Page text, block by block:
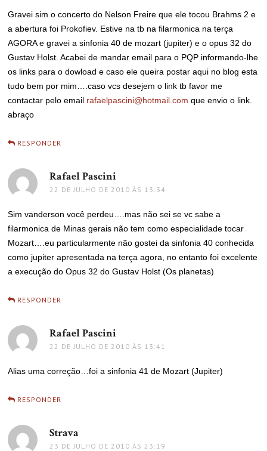
Gravei sim o concerto do Nelson Freire que ele tocou Brahms 2 e
a abertura foi Prokofiev. Estive na tb na filarmonica na terça
AGORA e gravei a sinfonia 40 de mozart (jupiter) e o opus 32 do
Gustav Holst. Acabei de mandar email para o PQP informando-lhe
os links para o dowload e caso ele queira postar aqui no blog esta
tudo bem por mim….caso vcs desejem o link tb favor me
contactar pelo email rafaelpascini@hotmail.com que envio o link.
abraço
RESPONDER
Rafael Pascini
22 DE JULHO DE 2010 ÀS 13:34
Sim vanderson você perdeu….mas não sei se vc sabe a
filarmonica de Minas gerais não tem como especialidade tocar
Mozart….eu particularmente não gostei da sinfonia 40 conhecida
como jupiter apresentada na terça agora, no entanto foi excelente
a execução do Opus 32 do Gustav Holst (Os planetas)
RESPONDER
Rafael Pascini
22 DE JULHO DE 2010 ÀS 13:41
Alias uma correção…foi a sinfonia 41 de Mozart (Jupiter)
RESPONDER
Strava
23 DE JULHO DE 2010 ÀS 23:19